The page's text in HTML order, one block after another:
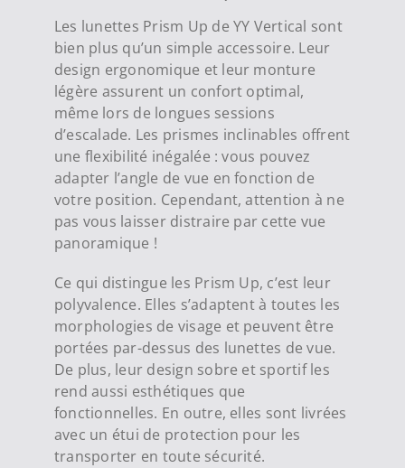
Les lunettes Prism Up de YY Vertical sont
bien plus qu’un simple accessoire. Leur
design ergonomique et leur monture
légère assurent un confort optimal,
même lors de longues sessions
d’escalade. Les prismes inclinables offrent
une flexibilité inégalée : vous pouvez
adapter l’angle de vue en fonction de
votre position. Cependant, attention à ne
pas vous laisser distraire par cette vue
panoramique !
Ce qui distingue les Prism Up, c’est leur
polyvalence. Elles s’adaptent à toutes les
morphologies de visage et peuvent être
portées par-dessus des lunettes de vue.
De plus, leur design sobre et sportif les
rend aussi esthétiques que
fonctionnelles. En outre, elles sont livrées
avec un étui de protection pour les
transporter en toute sécurité.